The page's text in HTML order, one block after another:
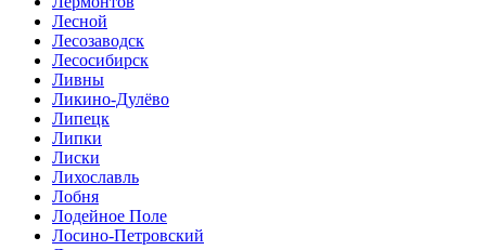
Лесной
Лесозаводск
Лесосибирск
Ливны
Ликино-Дулёво
Липецк
Липки
Лиски
Лихославль
Лобня
Лодейное Поле
Лосино-Петровский